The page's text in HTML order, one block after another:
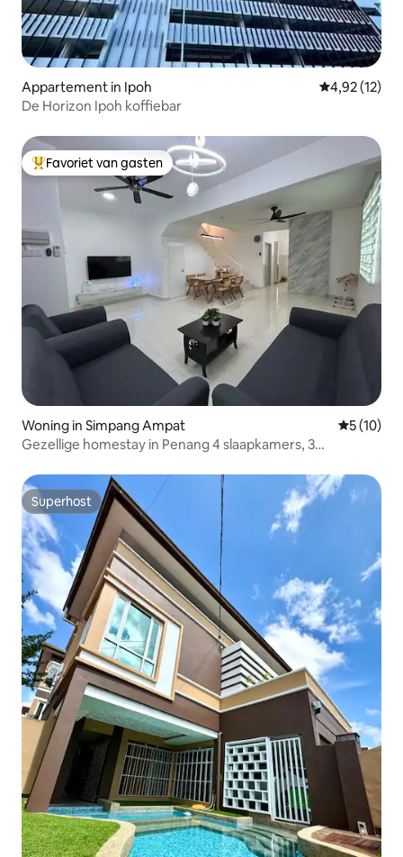
Appartement in Ipoh Gemiddelde
4,92 (12)
De Horizon Ipoh koffiebar
Topfavoriet van gasten
Favoriet van gasten
Woning in Simpang Ampat
5 (10)
Gezellige homestay in Penang 4 slaapkamers, 3
Superhost
Superhost